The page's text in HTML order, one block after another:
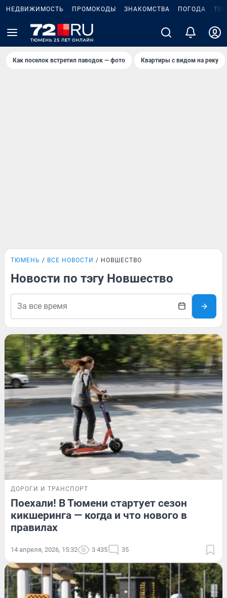
НЕДВИЖИМОСТЬ ПРОМОКОДЫ ЗНАКОМСТВА ПОГОДА
Как поселок встретил паводок — фото Квартиры с видом на реку
ТЮМЕНЬ ВСЕ НОВОСТИ НОВШЕСТВО
Новости по тэгу Новшество
ДОРОГИ И ТРАНСПОРТ
Поехали! В Тюмени стартует сезон
кикшеринга — когда и что нового в
правилах
14 апреля, 2026, 15:32 3 435 35